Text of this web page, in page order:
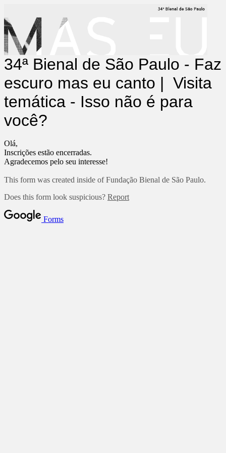
34ª Bienal de São Paulo - Faz
escuro mas eu canto | Visita
temática - Isso não é para
você?
Olá,
Inscrições estão encerradas.
Agradecemos pelo seu interesse!
This form was created inside of Fundação Bienal de São Paulo.
Does this form look suspicious? Report
Forms